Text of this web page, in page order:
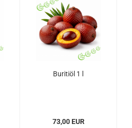
Buritiöl 1 l
73,00 EUR